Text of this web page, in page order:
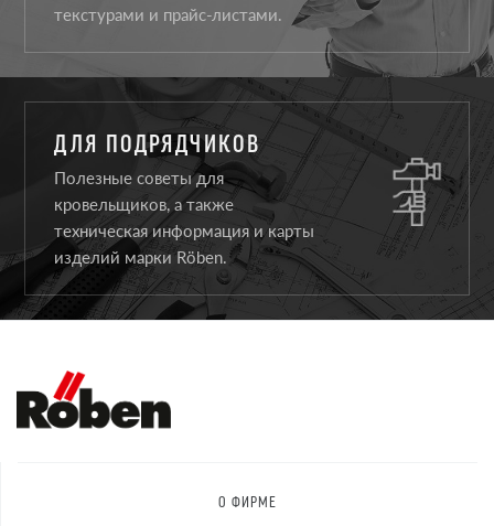
текстурами и прайс-листами.
ДЛЯ ПОДРЯДЧИКОВ
Полезные советы для
кровельщиков, а также
техническая информация и карты
изделий марки Röben.
О ФИРМЕ